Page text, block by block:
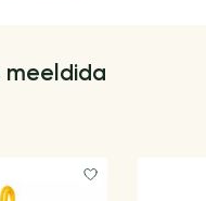
meeldida